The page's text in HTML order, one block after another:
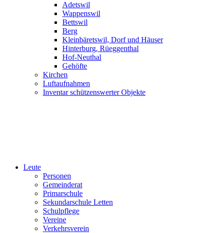
Adetswil
Wappenswil
Bettswil
Berg
Kleinbäretswil, Dorf und Häuser
Hinterburg, Rüeggenthal
Hof-Neuthal
Gehöfte
Kirchen
Luftaufnahmen
Inventar schützenswerter Objekte
Leute
Personen
Gemeinderat
Primarschule
Sekundarschule Letten
Schulpflege
Vereine
Verkehrsverein